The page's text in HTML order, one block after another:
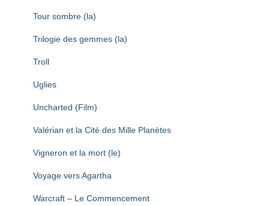
Tour sombre (la)
Trilogie des gemmes (la)
Troll
Uglies
Uncharted (Film)
Valérian et la Cité des Mille Planètes
Vigneron et la mort (le)
Voyage vers Agartha
Warcraft – Le Commencement